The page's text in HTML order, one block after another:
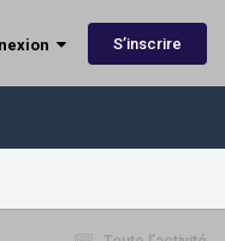
S’inscrire